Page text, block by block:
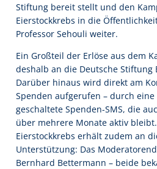
Stiftung bereit stellt und den
Eierstockkrebs in die
Professor Sehouli weiter.
Ein Großteil der Erlöse aus dem
deshalb an die Deutsche Stiftung
Darüber hinaus wird direkt am
Spenden aufgerufen – durch
geschaltete Spenden-SMS, die
über mehrere Monate aktiv
Eierstockkrebs erhält zudem an
Unterstützung: Das
Bernhard Bettermann – beide